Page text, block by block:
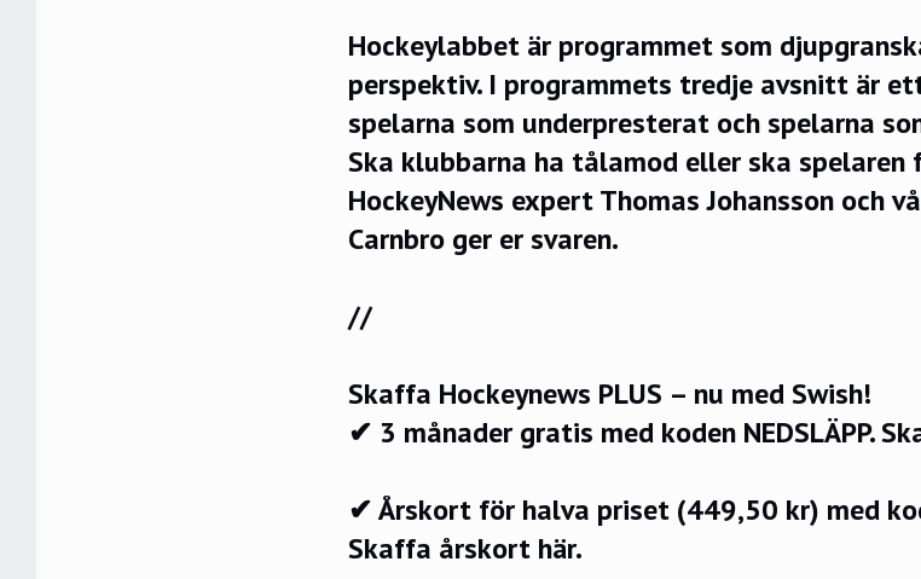
Hockeylabbet är programmet som
perspektiv. I programmets tredje avsnitt är
spelarna som underpresterat och spelarna
Ska klubbarna ha tålamod eller ska spelaren
HockeyNews expert Thomas Johansson och
Carnbro ger er svaren.
//
Skaffa Hockeynews PLUS – nu med Swish!
✔ 3 månader gratis med koden NEDSLÄPP.
✔ Årskort för halva priset (449,50 kr) med
Skaffa årskort här.